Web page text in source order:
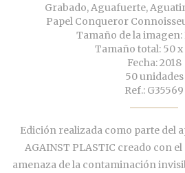
Grabado, Aguafuerte,
Papel Conqueror
Tamaño de la imagen:
Tamaño total: 50 x
Fecha: 2018
50 unidades
Ref.: G35569
Edición realizada como parte del
AGAINST PLASTIC creado con
amenaza de la contaminación